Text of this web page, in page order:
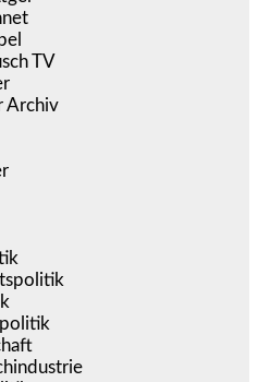
TV
Archiv